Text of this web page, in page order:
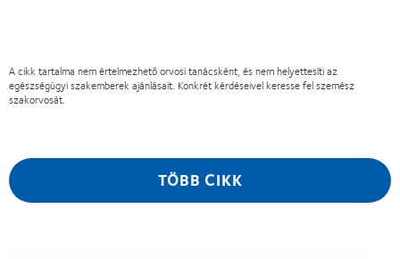
A cikk tartalma nem értelmezhető orvosi tanácsként, és nem helyettesíti az
egészségügyi szakemberek ajánlásait. Konkrét kérdéseivel keresse fel szemész
szakorvosát.
TÖBB CIKK